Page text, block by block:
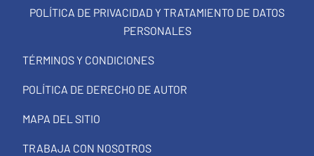
POLÍTICA DE PRIVACIDAD Y TRATAMIENTO DE DATOS
PERSONALES
TÉRMINOS Y CONDICIONES
POLÍTICA DE DERECHO DE AUTOR
MAPA DEL SITIO
TRABAJA CON NOSOTROS